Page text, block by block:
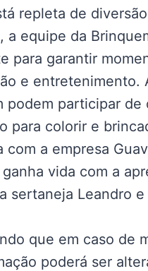
repleta de
a equipe da
para garantir
e entretenimento.
podem participar de
para colorir e
com a empresa
vida com a
sertaneja Leandro e
que em caso de
poderá ser